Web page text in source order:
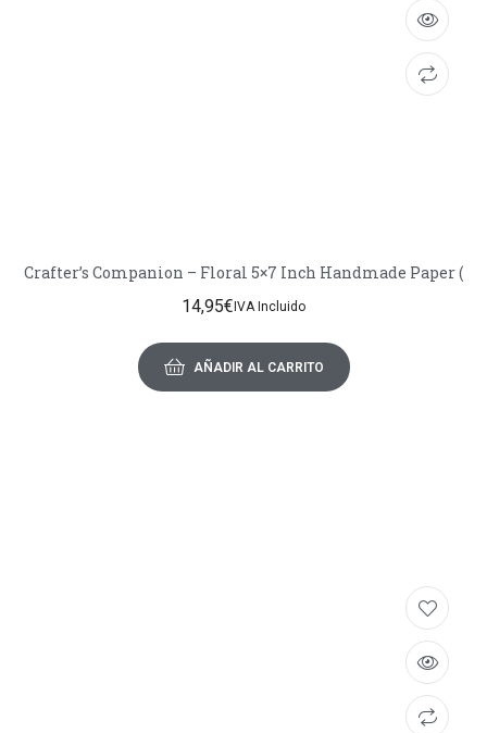
Crafter’s Companion – Floral 5×7 Inch Handmade Paper (
14,95€IVA Incluido
AÑADIR AL CARRITO